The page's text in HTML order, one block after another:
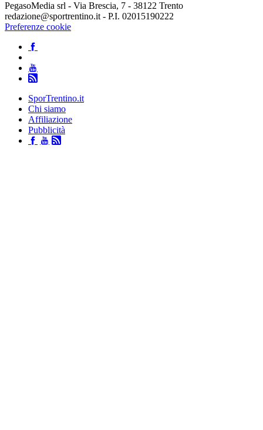
PegasoMedia srl - Via Brescia, 7 - 38122 Trento
redazione@sportrentino.it - P.I. 02015190222
Preferenze cookie
SporTrentino.it
Chi siamo
Affiliazione
Pubblicità